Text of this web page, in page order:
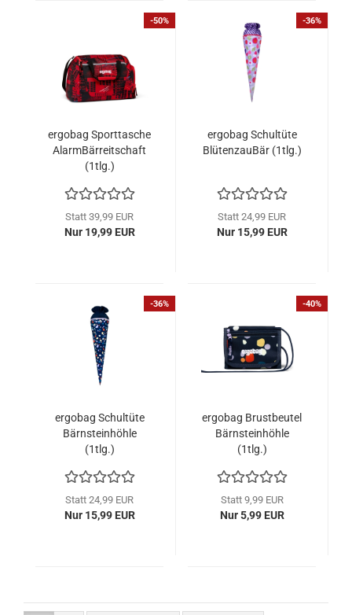
-50%
ergobag Sporttasche
AlarmBärreitschaft
(1tlg.)
Statt 39,99 EUR
Nur 19,99 EUR
-36%
ergobag Schultüte
BlütenzauBär (1tlg.)
Statt 24,99 EUR
Nur 15,99 EUR
-36%
ergobag Schultüte
Bärnsteinhöhle
(1tlg.)
Statt 24,99 EUR
Nur 15,99 EUR
-40%
ergobag Brustbeutel
Bärnsteinhöhle
(1tlg.)
Statt 9,99 EUR
Nur 5,99 EUR